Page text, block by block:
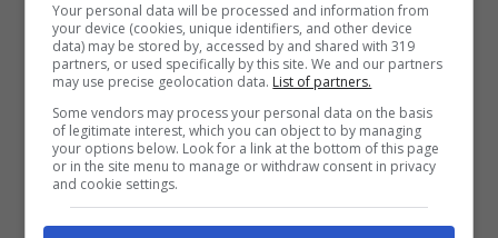
Your personal data will be processed and information from
your device (cookies, unique identifiers, and other device
data) may be stored by, accessed by and shared with 319
partners, or used specifically by this site. We and our partners
may use precise geolocation data. List of partners.
Some vendors may process your personal data on the basis
of legitimate interest, which you can object to by managing
your options below. Look for a link at the bottom of this page
or in the site menu to manage or withdraw consent in privacy
and cookie settings.